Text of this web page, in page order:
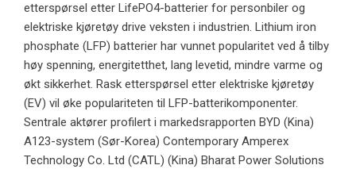
etterspørsel etter LifePO4-batterier for personbiler og
elektriske kjøretøy drive veksten i industrien. Lithium iron
phosphate (LFP) batterier har vunnet popularitet ved å tilby
høy spenning, energitetthet, lang levetid, mindre varme og
økt sikkerhet. Rask etterspørsel etter elektriske kjøretøy
(EV) vil øke populariteten til LFP-batterikomponenter.
Sentrale aktører profilert i markedsrapporten BYD (Kina)
A123-system (Sør-Korea) Contemporary Amperex
Technology Co. Ltd (CATL) (Kina) Bharat Power Solutions